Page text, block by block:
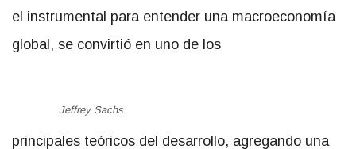
el instrumental para entender una macroeconomía
global, se convirtió en uno de los
Jeffrey Sachs
principales teóricos del desarrollo, agregando una